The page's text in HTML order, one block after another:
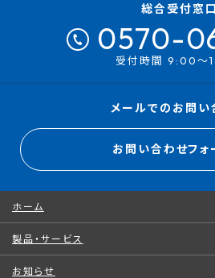
総合受付窓口
0570-
受付時間 9:00～
メールでのお問い
お問い合わせフォ
ホーム
製品・サービス
お知らせ